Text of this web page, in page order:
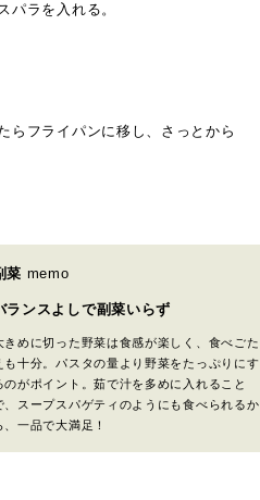
パラを入れる。
らフライパンに移し、さっとから
菜 memo
ランスよしで副菜いらず
きめに切った野菜は食感が楽しく、食べごた
も十分。パスタの量より野菜をたっぷりにす
のがポイント。茹で汁を多めに入れること
、スープスパゲティのようにも食べられるか
、一品で大満足！